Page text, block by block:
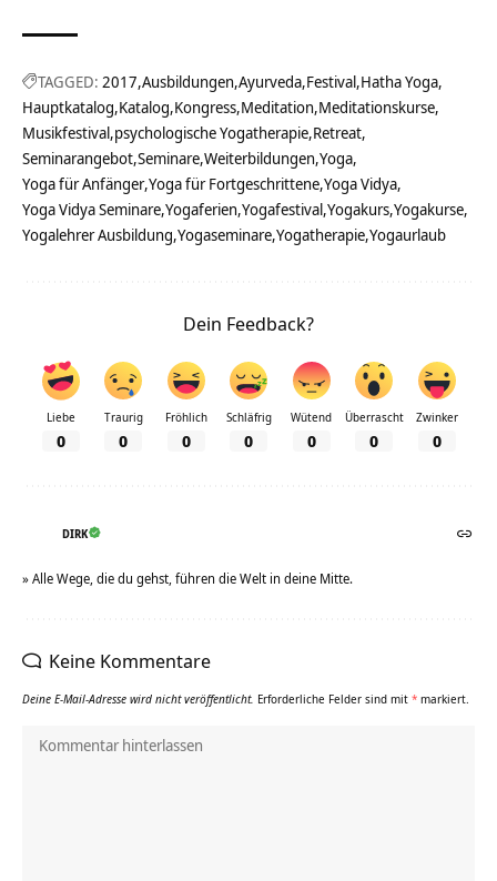
TAGGED: 2017 Ausbildungen Ayurveda Festival Hatha Yoga
Hauptkatalog Katalog Kongress Meditation Meditationskurse
Musikfestival psychologische Yogatherapie Retreat
Seminarangebot Seminare Weiterbildungen Yoga
Yoga für Anfänger Yoga für Fortgeschrittene Yoga Vidya
Yoga Vidya Seminare Yogaferien Yogafestival Yogakurs Yogakurse
Yogalehrer Ausbildung Yogaseminare Yogatherapie Yogaurlaub
Dein Feedback?
Liebe
0
Traurig
0
Fröhlich
0
Schläfrig
0
Wütend
0
Überrascht
0
Zwinker
0
DIRK
» Alle Wege, die du gehst, führen die Welt in deine Mitte.
Keine Kommentare
Deine E-Mail-Adresse wird nicht veröffentlicht. Erforderliche Felder sind mit * markiert.